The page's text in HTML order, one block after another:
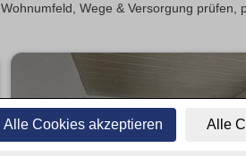
Alle Cookies akzeptieren Alle
Wege & Versorgung